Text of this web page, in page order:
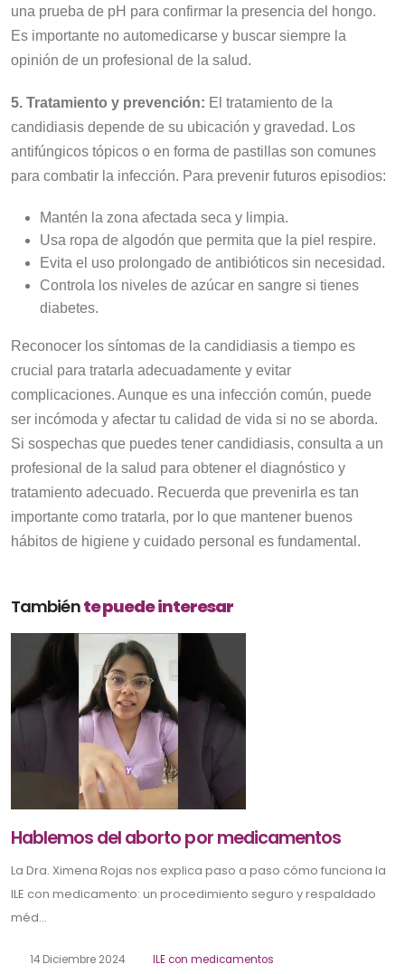
una prueba de pH para confirmar la presencia del hongo.
Es importante no automedicarse y buscar siempre la
opinión de un profesional de la salud.
5. Tratamiento y prevención: El tratamiento de la
candidiasis depende de su ubicación y gravedad. Los
antifúngicos tópicos o en forma de pastillas son comunes
para combatir la infección. Para prevenir futuros episodios:
Mantén la zona afectada seca y limpia.
Usa ropa de algodón que permita que la piel respire.
Evita el uso prolongado de antibióticos sin necesidad.
Controla los niveles de azúcar en sangre si tienes
diabetes.
Reconocer los síntomas de la candidiasis a tiempo es
crucial para tratarla adecuadamente y evitar
complicaciones. Aunque es una infección común, puede
ser incómoda y afectar tu calidad de vida si no se aborda.
Si sospechas que puedes tener candidiasis, consulta a un
profesional de la salud para obtener el diagnóstico y
tratamiento adecuado. Recuerda que prevenirla es tan
importante como tratarla, por lo que mantener buenos
hábitos de higiene y cuidado personal es fundamental.
Tambiénte puede interesar
Hablemos del aborto por medicamentos
La Dra. Ximena Rojas nos explica paso a paso cómo funciona la
ILE con medicamento: un procedimiento seguro y respaldado
méd...
14 Diciembre 2024 ILE con medicamentos